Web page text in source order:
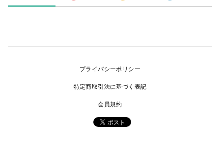
プライバシーポリシー
特定商取引法に基づく表記
会員規約